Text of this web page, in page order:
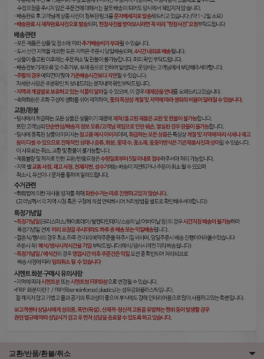
교환/반품/환불/취소